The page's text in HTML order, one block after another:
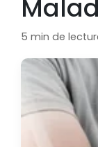
5 min de